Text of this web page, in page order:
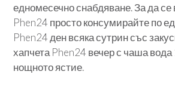
едномесечно снабдяване. За да се
Phen24 просто консумирайте по
Phen24 ден всяка сутрин със
хапчета Phen24 вечер с чаша
нощното ястие.